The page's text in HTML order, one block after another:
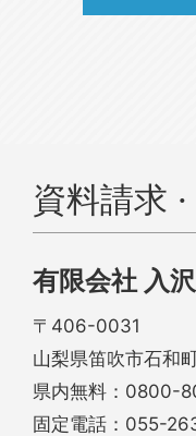
資料請求
有限会社 入
〒406-0031
山梨県笛吹市石和
県内無料： 0800-
固定電話： 055-